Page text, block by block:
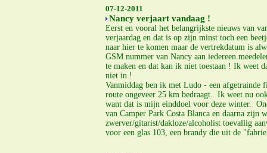
07-12-2011
Nancy verjaart vandaag !
Eerst en vooral het belangrijkste nieuws van
verjaardag en dat is op zijn minst toch een
naar hier te komen maar de vertrekdatum is
GSM nummer van Nancy aan iedereen
te maken en dat kan ik niet toestaan ! Ik weet
niet in !
Vanmiddag ben ik met Ludo - een afgetrainde
route ongeveer 25 km bedraagt. Ik weet nu
want dat is mijn einddoel voor deze winter.
van Camper Park Costa Blanca en daarna
zwerver/gitarist/dakloze/alcoholist toevallig
voor een glas 103, een brandy die uit de